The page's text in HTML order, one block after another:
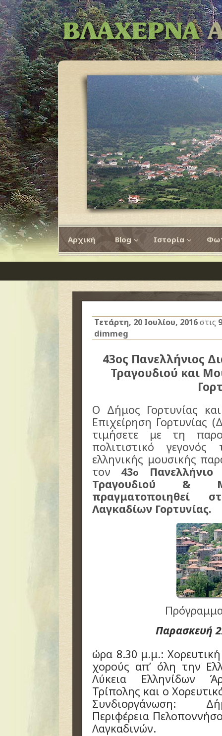
Αρχική Blog Ιστορία
Τετάρτη, 20 Ιουλίου, 2016στις
dimmeg
43ος Πανελλήνιος
Τραγουδιού και
Ο Δήμος Γορτυνίας
Επιχείρηση Γορτυνίας
τιμήσετε με τη
πολιτιστικό
ελληνικής μουσικής
τον 43ο
Πανελλήνιο
Τραγουδιού &
πραγματοποιηθεί
Λαγκαδίων Γορτυνίας.
Παρασκευή
ώρα 8.30 μ.μ.:
χορούς απ’ όλη την
Λύκεια Ελληνίδων
Τρίπολης και ο
Συνδιοργάνωση:
Περιφέρεια
Λαγκαδινών.